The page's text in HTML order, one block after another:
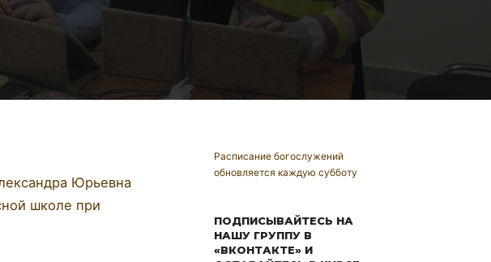
Юрьевна
школе при
Расписание богослужений
обновляется каждую субботу
ПОДПИСЫВАЙТЕСЬ НА
НАШУ ГРУППУ В
«ВКОНТАКТЕ» И